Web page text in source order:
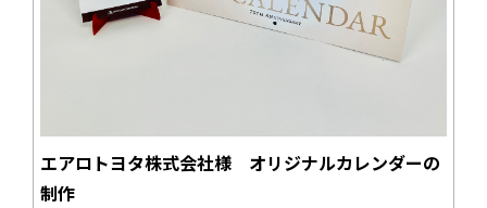
エアロトヨタ株式会社様 オリジナルカレンダーの
制作